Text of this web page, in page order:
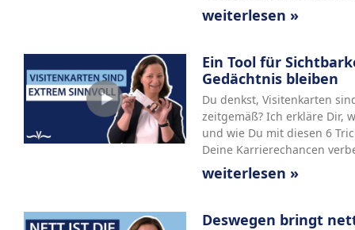
weiterlesen »
Ein Tool für
Gedächtnis bleiben
Du denkst, Visitenkarten
zeitgemäß? Ich erkläre Dir,
und wie Du mit diesen 6
Deine Karrierechancen
weiterlesen »
Deswegen bringt